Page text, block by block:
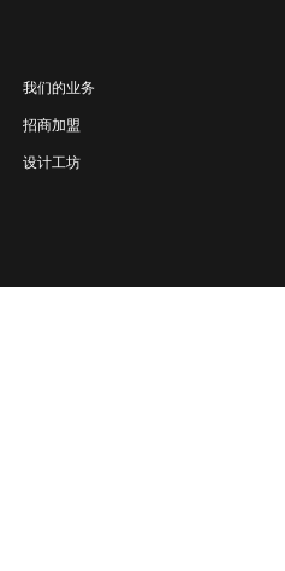
我们的业务
招商加盟
设计工坊